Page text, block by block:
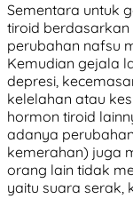
Sementara untuk
tiroid berdasarkan
perubahan nafsu
Kemudian gejala
depresi,
kelelahan atau
hormon tiroid
adanya
kemerahan) juga
orang lain tidak
yaitu suara serak,